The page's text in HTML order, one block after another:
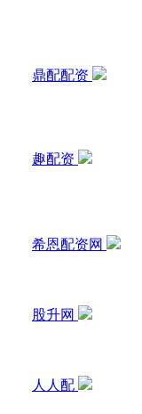
鼎配配资
趣配资
希恩配资网
股升网
人人配